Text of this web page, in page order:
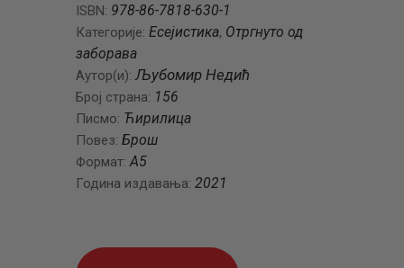
ISBN: 978-86-7818-630-1
Категорије: Есејистика, Отргнуто од
заборава
Аутор(и):Љубомир Недић
Број страна: 156
Писмо: Ћирилица
Повез: Брош
Формат:A5
Година издавања: 2021